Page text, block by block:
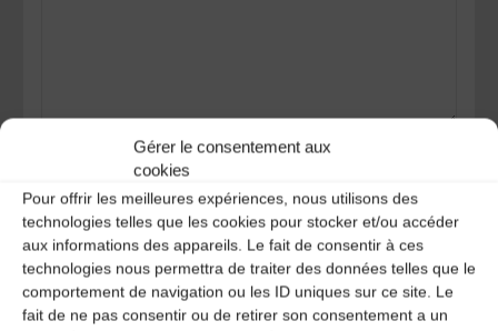
Gérer le consentement aux
cookies
Pour offrir les meilleures expériences, nous utilisons des
technologies telles que les cookies pour stocker et/ou accéder
aux informations des appareils. Le fait de consentir à ces
technologies nous permettra de traiter des données telles que le
comportement de navigation ou les ID uniques sur ce site. Le
fait de ne pas consentir ou de retirer son consentement a un
Save my name, email, and site URL in my browser for next